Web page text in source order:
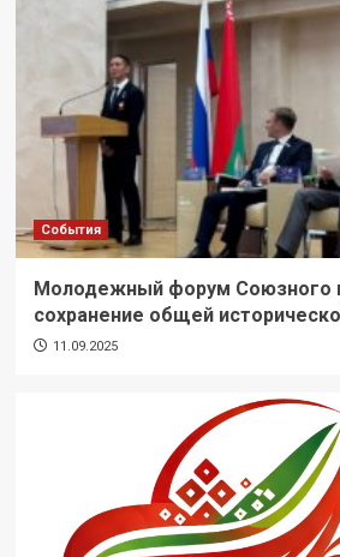
События
Молодежный форум Союзного
сохранение общей
11.09.2025